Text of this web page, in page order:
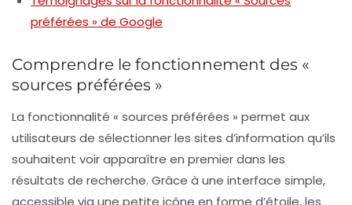
préférées » de Google
Comprendre le fonctionnement des «
sources préférées »
La fonctionnalité « sources préférées » permet aux
utilisateurs de sélectionner les sites d’information qu’ils
souhaitent voir apparaître en premier dans les
résultats de recherche. Grâce à une interface simple,